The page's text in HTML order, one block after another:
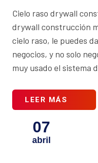
Cielo raso drywall
drywall construcción
cielo raso, le puedes
negocios, y no solo
muy usado el sistema
LEER MÁS
07
abril